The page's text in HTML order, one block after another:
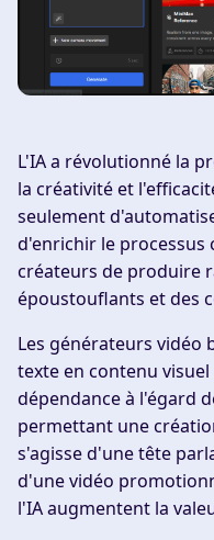
L'IA a révolutionné la
la créativité et
seulement
d'enrichir le
créateurs de produire
époustouflants et des
Les générateurs vidéo
texte en contenu
dépendance à l'égard
permettant une
s'agisse d'une tête
d'une vidéo
l'IA augmentent la